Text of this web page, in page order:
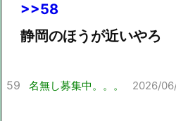
>>58
静岡のほうが近いやろ
59 名無し募集中。。。 2026/